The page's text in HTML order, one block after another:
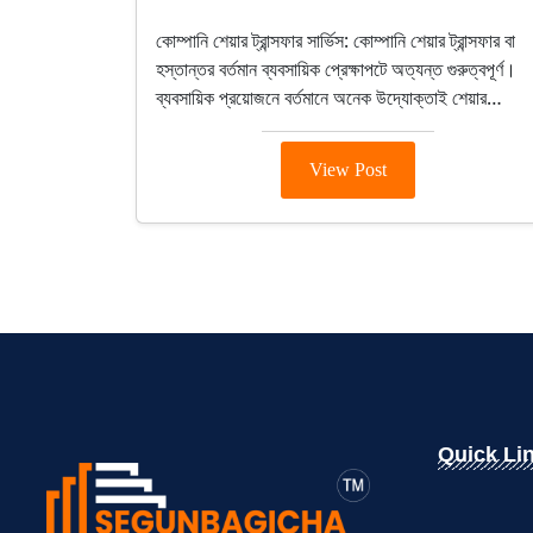
কোম্পানি শেয়ার ট্রান্সফার সার্ভিস: কোম্পানি শেয়ার ট্রান্সফার বা
হস্তান্তর বর্তমান ব্যবসায়িক প্রেক্ষাপটে অত্যন্ত গুরুত্বপূর্ণ।
ব্যবসায়িক প্রয়োজনে বর্তমানে অনেক উদ্যোক্তাই শেয়ার…
View Post
Quick